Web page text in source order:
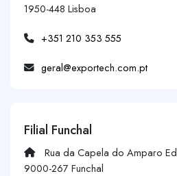
1950-448 Lisboa
+351 210 353 555
geral@exportech.com.pt
Filial Funchal
Rua da Capela do Amparo
9000-267 Funchal